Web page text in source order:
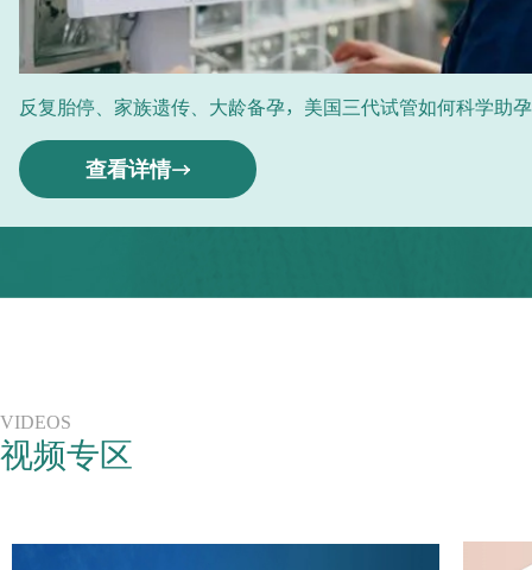
反复胎停、家族遗传、大龄备孕，美国三代试管如何科学助
查看详情
VIDEOS
视频专区